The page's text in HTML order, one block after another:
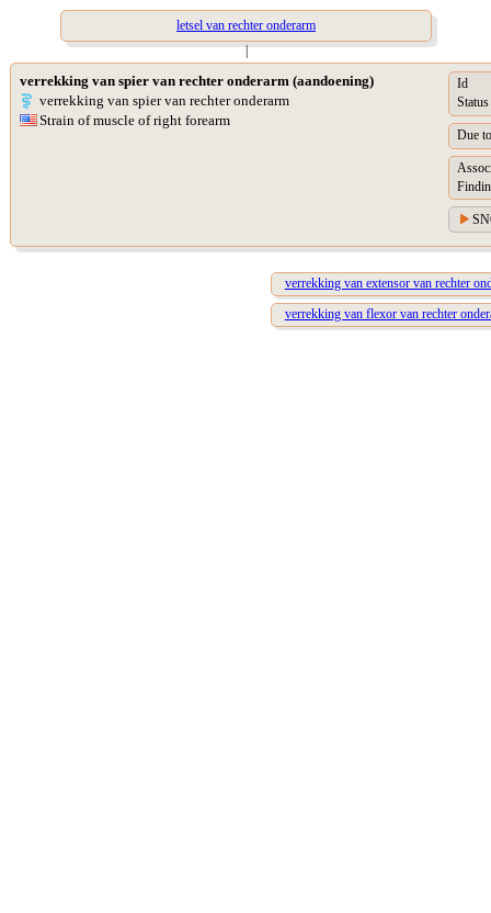
letsel van rechter onderarm
|
verrekking van spier van rechter onderarm (aandoening)
verrekking van spier van rechter onderarm
Strain of muscle of right forearm
Id
Status
Due to
verrekking van extensor van rechter
verrekking van flexor van rechter